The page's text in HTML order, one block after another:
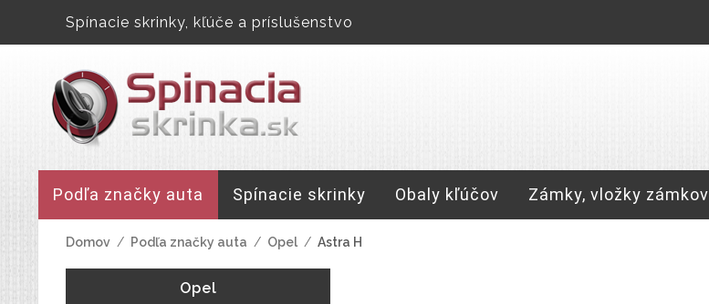
Spínacie skrinky, kľúče a príslušenstvo
Podľa značky auta Spínacie skrinky Obaly kľúčov Zámky, vložky zámkov
Domov / Podľa značky auta / Opel / Astra H
Opel